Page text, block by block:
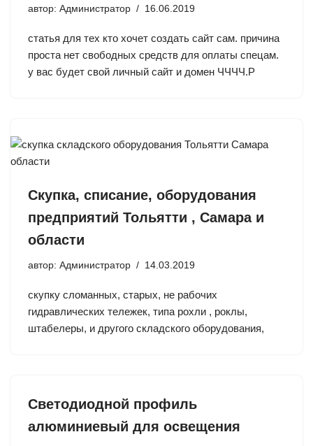
автор: Администратор 16.06.2019
статья для тех кто хочет создать сайт сам. причина
проста нет свободных средств для оплаты спецам.
у вас будет свой личный сайт и домен ЧЧЧЧ.Р
Скупка, списание, оборудования
предприятий Тольятти , Самара и
области
автор: Администратор 14.03.2019
скупку сломанных, старых, не рабочих
гидравлических тележек, типа рохли , роклы,
штабелеры, и другого складского оборудования,
Светодиодной профиль
алюминиевый для освещения